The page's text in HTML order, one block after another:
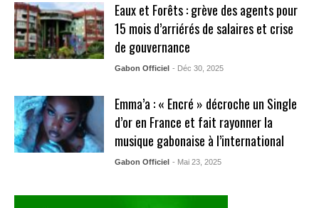
Eaux et Forêts : grève des agents pour
15 mois d’arriérés de salaires et crise
de gouvernance
Gabon Officiel - Déc 30, 2025
Emma’a : « Encré » décroche un Single
d’or en France et fait rayonner la
musique gabonaise à l’international
Gabon Officiel - Mai 23, 2025